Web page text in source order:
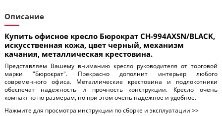
Описание
Купить офисное кресло Бюрократ CH-994AXSN/BLACK,
искусственная кожа, цвет черный, механизм
качания, металлическая крестовина.
Представляем Вашему вниманию кресло руководителя от торговой
марки "Бюрократ". Прекрасно дополнит интерьер любого
современного офиса. Металлические крестовина и подлокотники
обеспечат надежность и прочность конструкции. Кресло очень
компактно по размерам, но при этом очень надежное и удобное.
Нажмите для просмотра инструкции по сборке и эксплуатации >>